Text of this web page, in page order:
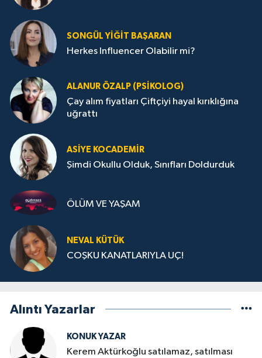
SONGÜL YIĞIT BAŞARAN
Herkes Influencer Olabilir mi?
ALANUR ÖZALP (PSIKOLOG)
Çay alım fiyatları Çiftçiyi hayal kırıklığına
uğrattı
ASIYE KOCADEMİR
Şimdi Okullu Olduk, Sınıfları Doldurduk
ÖLÜM VE YAŞAM
NEVAL KÜTÜK
COŞKU KANATLARIYLA UÇ!
Alıntı Yazarlar
KONUK YAZAR
Kerem Aktürkoğlu satılamaz, satılması